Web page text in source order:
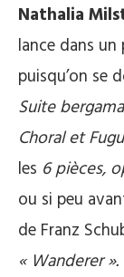
Nathalia
lance dans
puisqu’on se
Suite
Choral et
les 6 pièces,
ou si peu
de Franz
« Wanderer ».